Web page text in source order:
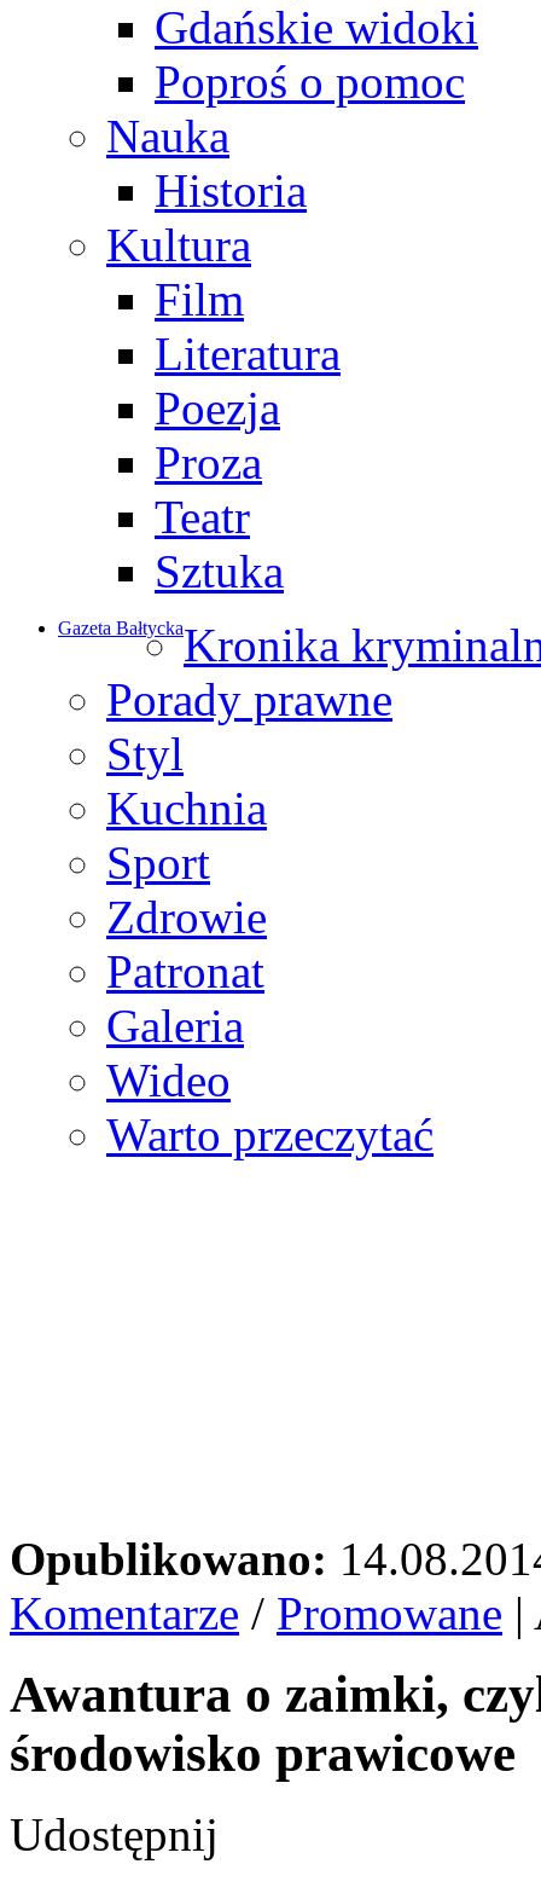
Gdańskie widoki
Poproś o pomoc
Nauka
Historia
Kultura
Film
Literatura
Poezja
Proza
Teatr
Sztuka
Gazeta BałtyckaKronika
Porady prawne
Styl
Kuchnia
Sport
Zdrowie
Patronat
Galeria
Wideo
Warto przeczytać
Opublikowano:
Komentarze / Promowane |
Awantura o zaimki,
środowisko prawicowe
Udostępnij